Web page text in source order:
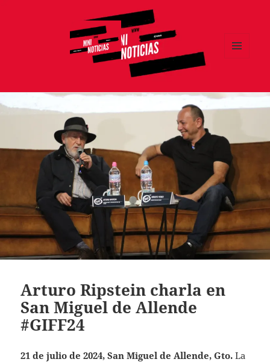
Arturo Ripstein charla en
San Miguel de Allende
#GIFF24
21 de julio de 2024, San Miguel de Allende, Gto.La